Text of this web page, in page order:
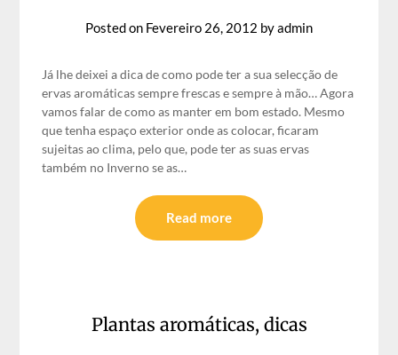
Posted on Fevereiro 26, 2012 byadmin
Já lhe deixei a dica de como pode ter a sua selecção de
ervas aromáticas sempre frescas e sempre à mão… Agora
vamos falar de como as manter em bom estado. Mesmo
que tenha espaço exterior onde as colocar, ficaram
sujeitas ao clima, pelo que, pode ter as suas ervas
também no Inverno se as…
Read more
Plantas aromáticas, dicas